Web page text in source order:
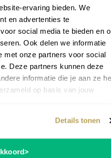
ervaring bieden. We
en advertenties te
social media te bieden en
Ook delen we informatie
met onze partners voor social
Deze partners kunnen deze
informatie die je aan ze
op basis van jouw
Details tonen
persoonlijk advies!
Renner
88
3
Ja
Geen
Gemiddeld
144